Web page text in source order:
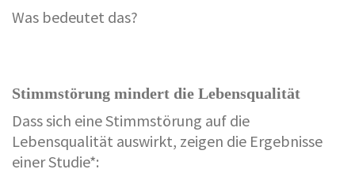
Was bedeutet das?
Stimmstörung mindert die Lebensqualität
Dass sich eine Stimmstörung auf die
Lebensqualität auswirkt, zeigen die Ergebnisse
einer Studie*: